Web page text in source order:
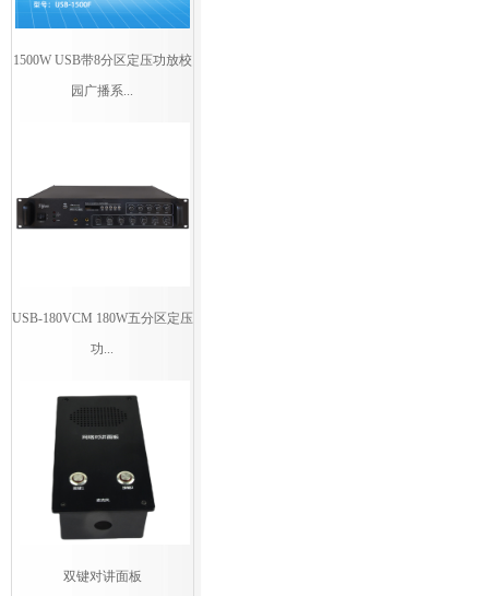
1500W USB带8分区定压功放校
园广播系...
USB-180VCM 180W五分区定压
功...
双键对讲面板